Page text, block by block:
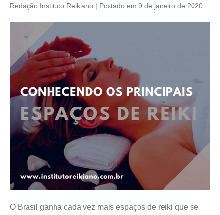
Redação Instituto Reikiano | Postado em 9 de janeiro de 2020
O Brasil ganha cada vez mais espaços de reiki que se